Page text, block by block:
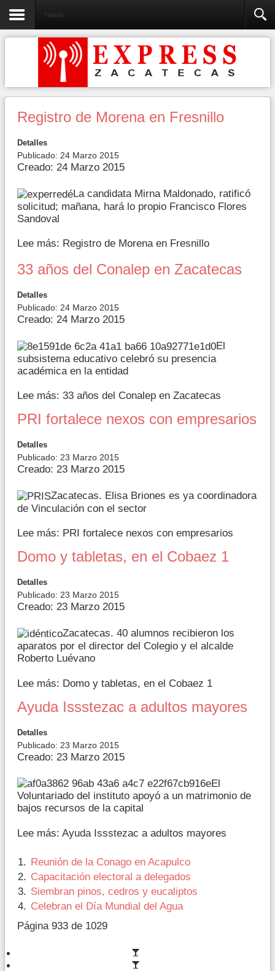
Fotonota
Registro de Morena en Fresnillo
Detalles
Publicado: 24 Marzo 2015
Creado: 24 Marzo 2015
La candidata Mirna Maldonado, ratificó
solicitud; mañana, hará lo propio Francisco Flores
Sandoval
Lee más: Registro de Morena en Fresnillo
33 años del Conalep en Zacatecas
Detalles
Publicado: 24 Marzo 2015
Creado: 24 Marzo 2015
El
subsistema educativo celebró su presencia
académica en la entidad
Lee más: 33 años del Conalep en Zacatecas
PRI fortalece nexos con empresarios
Detalles
Publicado: 23 Marzo 2015
Creado: 23 Marzo 2015
Zacatecas. Elisa Briones es ya coordinadora
de Vinculación con el sector
Lee más: PRI fortalece nexos con empresarios
Domo y tabletas, en el Cobaez 1
Detalles
Publicado: 23 Marzo 2015
Creado: 23 Marzo 2015
Zacatecas. 40 alumnos recibieron los
aparatos por el director del Colegio y el alcalde
Roberto Luévano
Lee más: Domo y tabletas, en el Cobaez 1
Ayuda Issstezac a adultos mayores
Detalles
Publicado: 23 Marzo 2015
Creado: 23 Marzo 2015
El
Voluntariado del instituto apoyó a un matrimonio de
bajos recursos de la capital
Lee más: Ayuda Issstezac a adultos mayores
Reunión de la Conago en Acapulco
Capacitación electoral a delegados
Siembran pinos, cedros y eucaliptos
Celebran el Día Mundial del Agua
Página 933 de 1029